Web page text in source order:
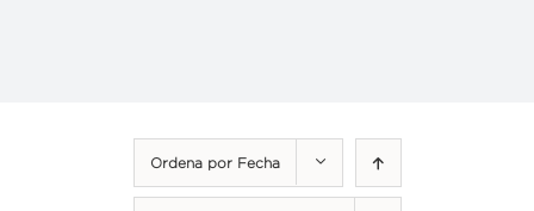
Ordena por Fecha